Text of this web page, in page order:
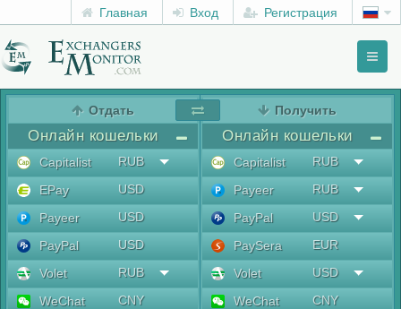
Главная Вход Регистрация
Отдать
Онлайн кошельки
Capitalist
RUB
EPay
USD
Payeer
USD
PayPal
USD
Volet
RUB
WeChat
CNY
Получить
Онлайн кошельки
Capitalist
RUB
Payeer
RUB
PayPal
USD
PaySera
EUR
Volet
USD
WeChat
CNY